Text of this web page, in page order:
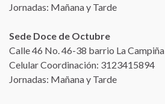
Jornadas: Mañana y Tarde
Sede Doce de Octubre
Calle 46 No. 46-38 barrio La Campiña
Celular Coordinación: 3123415894
Jornadas: Mañana y Tarde